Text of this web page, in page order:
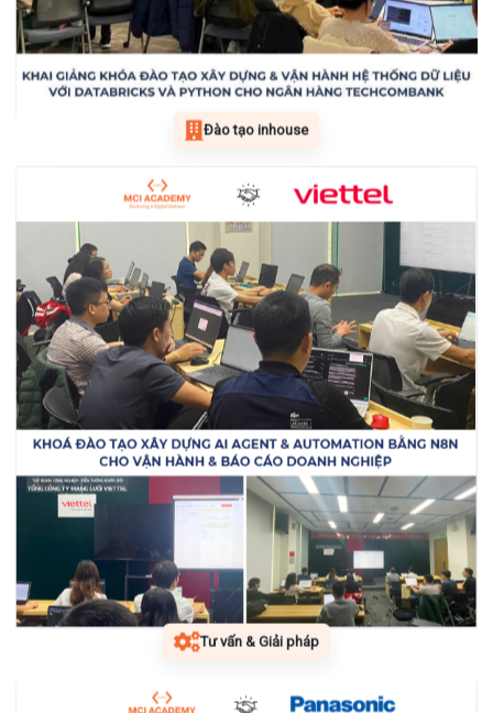
Đào tạo inhouse
Tư vấn & Giải pháp